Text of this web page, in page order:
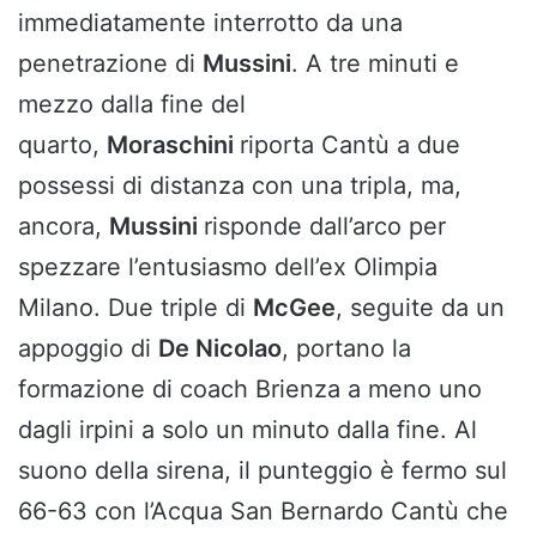
immediatamente interrotto da una
penetrazione di Mussini. A tre minuti e
mezzo dalla fine del
quarto, Moraschini riporta Cantù a due
possessi di distanza con una tripla, ma,
ancora, Mussini risponde dall’arco per
spezzare l’entusiasmo dell’ex Olimpia
Milano. Due triple di McGee, seguite da un
appoggio di De Nicolao, portano la
formazione di coach Brienza a meno uno
dagli irpini a solo un minuto dalla fine. Al
suono della sirena, il punteggio è fermo sul
66-63 con l’Acqua San Bernardo Cantù che